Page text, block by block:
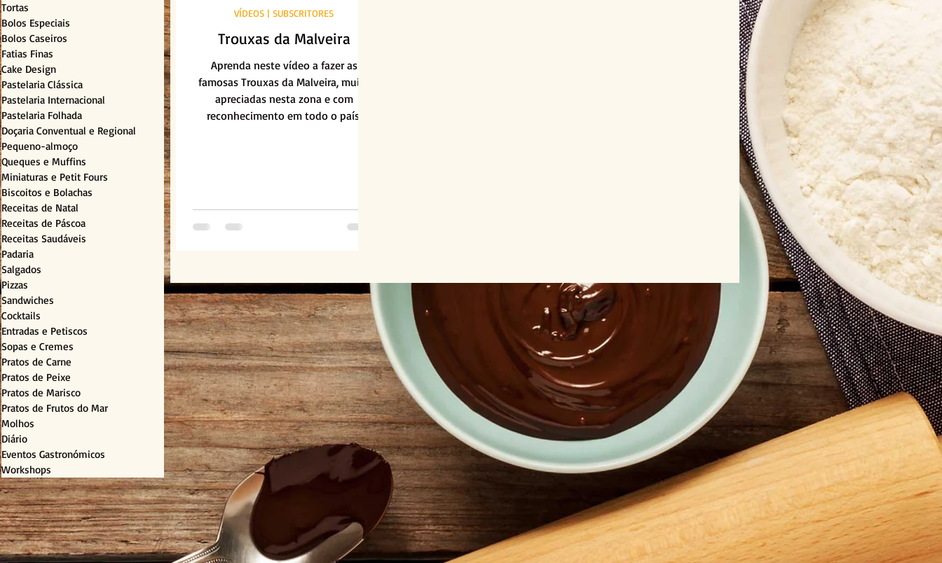
Tortas
Bolos Especiais
Bolos Caseiros
Fatias Finas
Cake Design
Pastelaria Clássica
Pastelaria Internacional
Pastelaria Folhada
Doçaria Conventual e Regional
Pequeno-almoço
Queques e Muffins
Miniaturas e Petit Fours
Biscoitos e Bolachas
Receitas de Natal
Receitas de Páscoa
Receitas Saudáveis
Padaria
Salgados
Pizzas
Sandwiches
Cocktails
Entradas e Petiscos
Sopas e Cremes
Pratos de Carne
Pratos de Peixe
Pratos de Marisco
Pratos de Frutos do Mar
Molhos
Diário
Eventos Gastronómicos
Workshops
Trouxas da Malveira
Aprenda neste vídeo a fazer as
famosas Trouxas da Malveira, muito
apreciadas nesta zona e com
reconhecimento em todo o país.
VÍDEOS | SUBSCRITORES